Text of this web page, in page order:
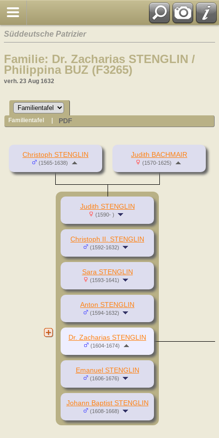
Süddeutsche Patrizier
Familie: Dr. Zacharias STENGLIN /
Philippina BUZ (F3265)
verh. 23 Aug 1632
Familientafel PDF
Christoph STENGLIN
(1565-1638)
Judith BACHMAIR
(1570-1625)
Judith STENGLIN
(1590- )
Christoph II. STENGLIN
(1592-1632)
Sara STENGLIN
(1593-1641)
Anton STENGLIN
(1594-1632)
Emanuel STENGLIN
(1606-1676)
Johann Baptist STENGLIN
(1608-1668)
Dr. Zacharias STENGLIN
(1604-1674)